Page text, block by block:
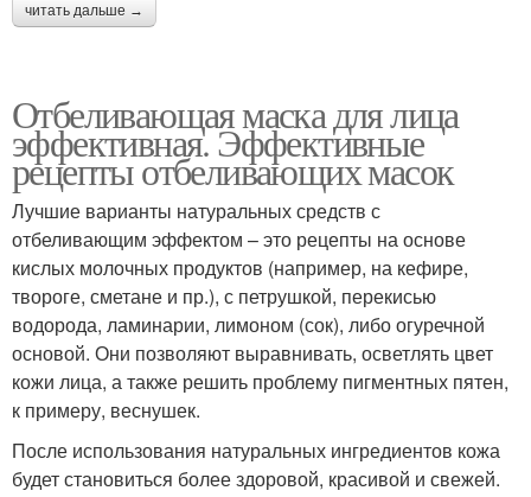
читать дальше →
Отбеливающая маска для лица
эффективная. Эффективные
рецепты отбеливающих масок
Лучшие варианты натуральных средств с
отбеливающим эффектом – это рецепты на основе
кислых молочных продуктов (например, на кефире,
твороге, сметане и пр.), с петрушкой, перекисью
водорода, ламинарии, лимоном (сок), либо огуречной
основой. Они позволяют выравнивать, осветлять цвет
кожи лица, а также решить проблему пигментных пятен,
к примеру, веснушек.
После использования натуральных ингредиентов кожа
будет становиться более здоровой, красивой и свежей.